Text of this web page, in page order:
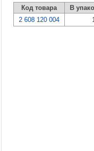
Код товара
В
2 608 120 004